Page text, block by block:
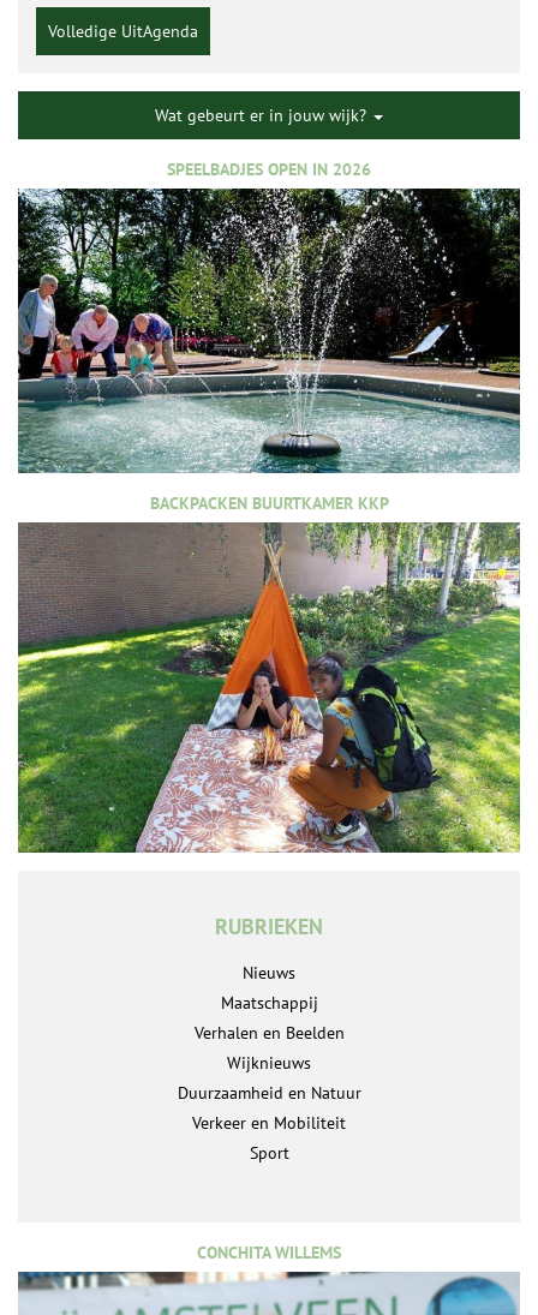
Volledige UitAgenda
Wat gebeurt er in jouw wijk?
SPEELBADJES OPEN IN 2026
BACKPACKEN BUURTKAMER KKP
RUBRIEKEN
Nieuws
Maatschappij
Verhalen en Beelden
Wijknieuws
Duurzaamheid en Natuur
Verkeer en Mobiliteit
Sport
CONCHITA WILLEMS